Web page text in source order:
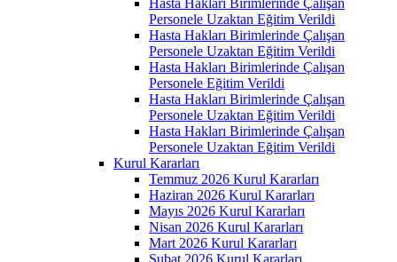
Personele Uzaktan Eğitim Verildi
Hasta Hakları Birimlerinde Çalışan
Personele Uzaktan Eğitim Verildi
Hasta Hakları Birimlerinde Çalışan
Personele Eğitim Verildi
Hasta Hakları Birimlerinde Çalışan
Personele Uzaktan Eğitim Verildi
Hasta Hakları Birimlerinde Çalışan
Personele Uzaktan Eğitim Verildi
Kurul Kararları
Temmuz 2026 Kurul Kararları
Haziran 2026 Kurul Kararları
Mayıs 2026 Kurul Kararları
Nisan 2026 Kurul Kararları
Mart 2026 Kurul Kararları
Şubat 2026 Kurul Kararları